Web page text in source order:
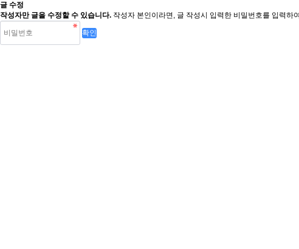
글 수정
작성자만 글을 수정할 수 있습니다. 작성자 본인이라면, 글 작성시 입력한 비밀번호를 입력하